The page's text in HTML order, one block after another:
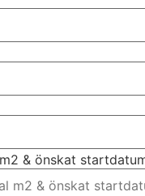
& önskat